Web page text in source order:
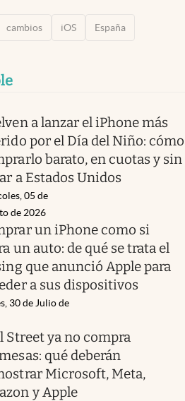
cambios iOS España
a lanzar el iPhone más
por el Día del Niño: cómo
barato, en cuotas y sin
a Estados Unidos
05 de
de 2026
un iPhone como si
un auto: de qué se trata el
que anunció Apple para
a sus dispositivos
30 de Julio de
Street ya no compra
qué deberán
Microsoft, Meta,
y Apple